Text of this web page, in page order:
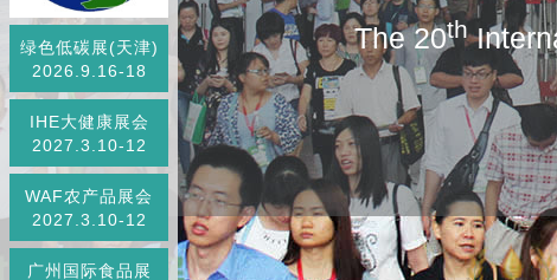
The 20th
绿色低碳展(天津)
2026.9.16-18
IHE大健康展会
2027.3.10-12
WAF农产品展会
2027.3.10-12
广州国际食品展